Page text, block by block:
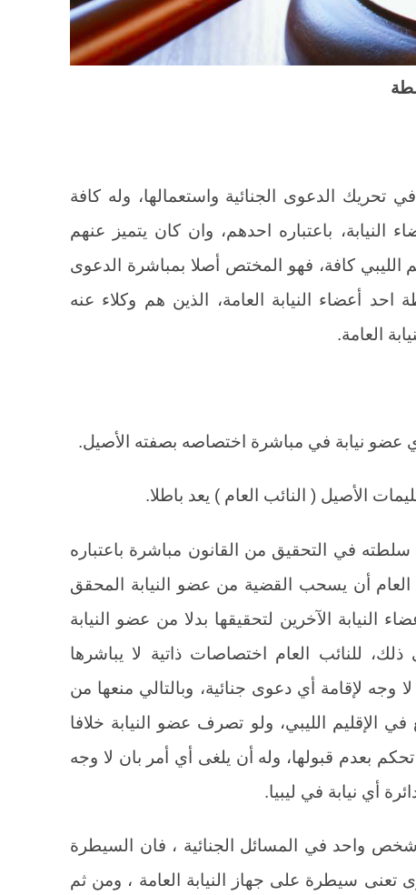
الدعوى الجنائية واستعمالها، وله كافة
النيابة، باعتباره احدهم، وان كان يتميز عنهم
الليبي كافة، فهو المختص أصلا بمباشرة الدعوى
احد أعضاء النيابة العامة، الذين هم وكلاء عنه
العامة.
في التحقيق من القانون مباشرة باعتباره
العام أن يسحب القضية من عضو النيابة المحقق
النيابة الآخرين لتحقيقها بدلا من عضو النيابة
ذلك، للنائب العام اختصاصات ذاتية لا يباشرها
لا وجه لإقامة أي دعوى جنائية، وبالتالي منعها من
الليبي، ولو تصرف عضو النيابة خلافا
بعدم قبولها، وله أن يلغى أي أمر بان لا وجه
أي نيابة في ليبيا.
واحد في المسائل الجنائية ، فان السيطرة
سيطرة على جهاز النيابة العامة ، ومن ثم